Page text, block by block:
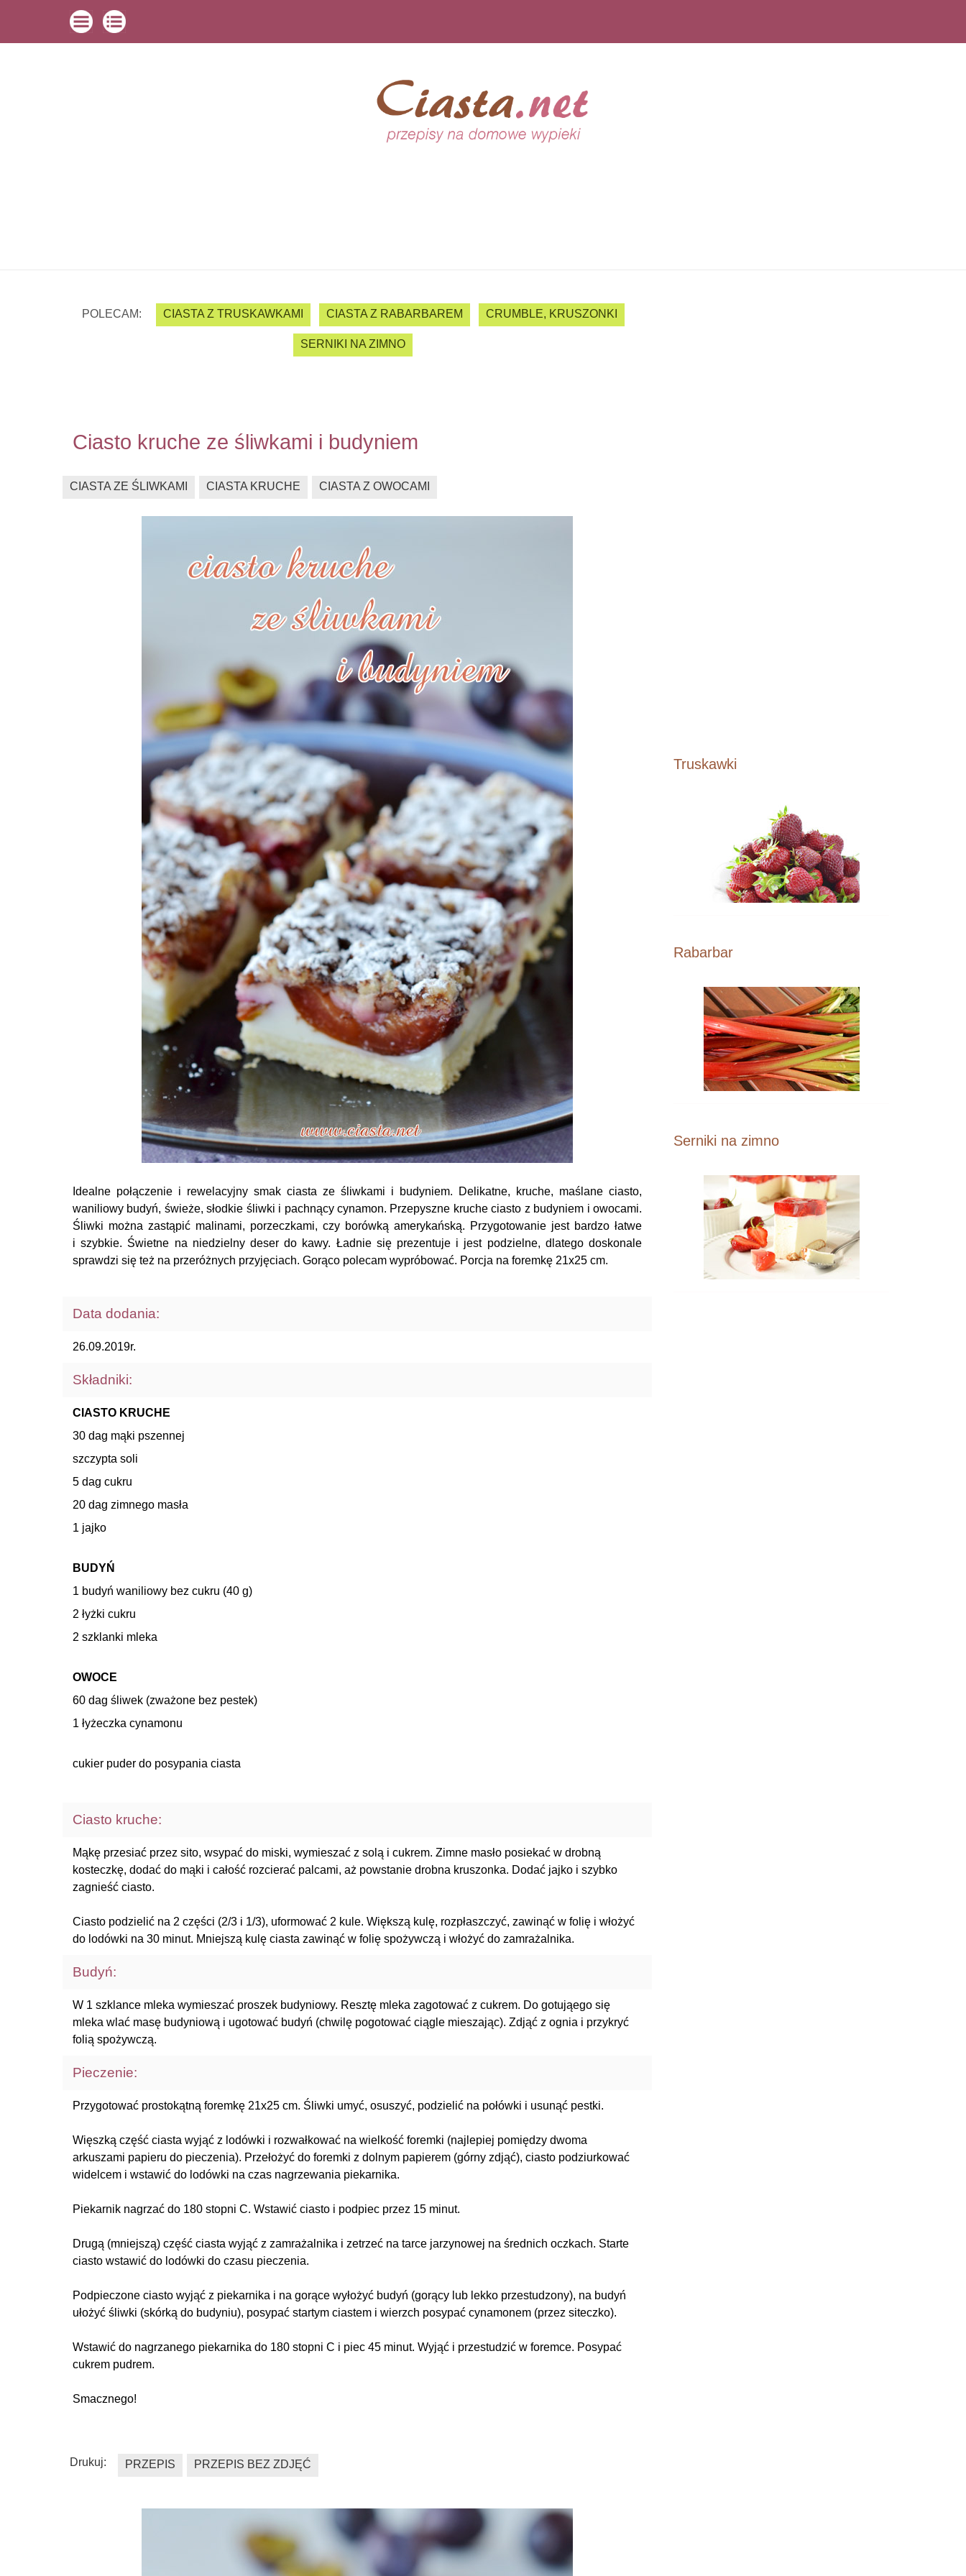
POLECAM: CIASTA Z TRUSKAWKAMI CIASTA Z RABARBAREM CRUMBLE, KRUSZONKI
SERNIKI NA ZIMNO
Ciasto kruche ze śliwkami i budyniem
CIASTA ZE ŚLIWKAMI CIASTA KRUCHE CIASTA Z OWOCAMI
Idealne połączenie i rewelacyjny smak ciasta ze śliwkami i budyniem. Delikatne, kruche, maślane ciasto,
waniliowy budyń, świeże, słodkie śliwki i pachnący cynamon. Przepyszne kruche ciasto z budyniem i owocami.
Śliwki można zastąpić malinami, porzeczkami, czy borówką amerykańską. Przygotowanie jest bardzo łatwe
i szybkie. Świetne na niedzielny deser do kawy. Ładnie się prezentuje i jest podzielne, dlatego doskonale
sprawdzi się też na przeróżnych przyjęciach. Gorąco polecam wypróbować. Porcja na foremkę 21x25 cm.
Data dodania:
26.09.2019r.
Składniki:
CIASTO KRUCHE
30 dag mąki pszennej
szczypta soli
5 dag cukru
20 dag zimnego masła
1 jajko
BUDYŃ
1 budyń waniliowy bez cukru (40 g)
2 łyżki cukru
2 szklanki mleka
OWOCE
60 dag śliwek (zważone bez pestek)
1 łyżeczka cynamonu
cukier puder do posypania ciasta
Ciasto kruche:
Mąkę przesiać przez sito, wsypać do miski, wymieszać z solą i cukrem. Zimne masło posiekać w drobną
kosteczkę, dodać do mąki i całość rozcierać palcami, aż powstanie drobna kruszonka. Dodać jajko i szybko
zagnieść ciasto.
Ciasto podzielić na 2 części (2/3 i 1/3), uformować 2 kule. Większą kulę, rozpłaszczyć, zawinąć w folię i włożyć
do lodówki na 30 minut. Mniejszą kulę ciasta zawinąć w folię spożywczą i włożyć do zamrażalnika.
Budyń:
W 1 szklance mleka wymieszać proszek budyniowy. Resztę mleka zagotować z cukrem. Do gotująego się
mleka wlać masę budyniową i ugotować budyń (chwilę pogotować ciągle mieszając). Zdjąć z ognia i przykryć
folią spożywczą.
Pieczenie:
Przygotować prostokątną foremkę 21x25 cm. Śliwki umyć, osuszyć, podzielić na połówki i usunąć pestki.
Więszką część ciasta wyjąć z lodówki i rozwałkować na wielkość foremki (najlepiej pomiędzy dwoma
arkuszami papieru do pieczenia). Przełożyć do foremki z dolnym papierem (górny zdjąć), ciasto podziurkować
widelcem i wstawić do lodówki na czas nagrzewania piekarnika.
Piekarnik nagrzać do 180 stopni C. Wstawić ciasto i podpiec przez 15 minut.
Drugą (mniejszą) część ciasta wyjąć z zamrażalnika i zetrzeć na tarce jarzynowej na średnich oczkach. Starte
ciasto wstawić do lodówki do czasu pieczenia.
Podpieczone ciasto wyjąć z piekarnika i na gorące wyłożyć budyń (gorący lub lekko przestudzony), na budyń
ułożyć śliwki (skórką do budyniu), posypać startym ciastem i wierzch posypać cynamonem (przez siteczko).
Wstawić do nagrzanego piekarnika do 180 stopni C i piec 45 minut. Wyjąć i przestudzić w foremce. Posypać
cukrem pudrem.
Smacznego!
Drukuj: PRZEPIS PRZEPIS BEZ ZDJĘĆ
Truskawki
Rabarbar
Serniki na zimno